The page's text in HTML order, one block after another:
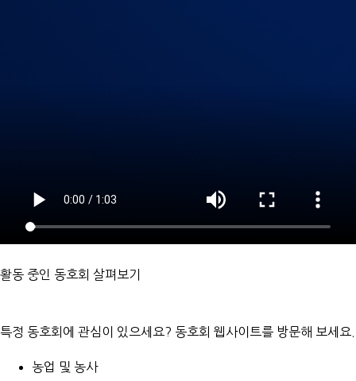
활동 중인 동호회 살펴보기
특정 동호회에 관심이 있으세요? 동호회 웹사이트를 방문해 보세요.
농업 및 농사